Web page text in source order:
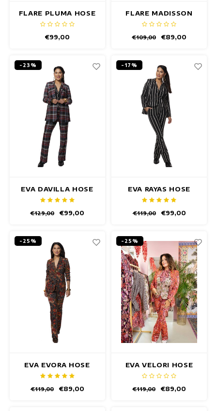
FLARE PLUMA HOSE
€99,00
FLARE MADISSON
HOSE
€109,00 €89,00
-23%
EVA DAVILLA HOSE
€129,00 €99,00
-17%
EVA RAYAS HOSE
€119,00 €99,00
-25%
EVA EVORA HOSE
€119,00 €89,00
-25%
EVA VELORI HOSE
€119,00 €89,00